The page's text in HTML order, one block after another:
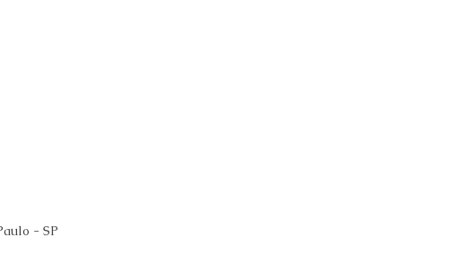
- SP